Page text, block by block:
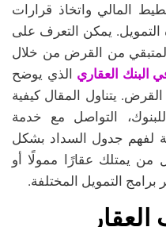
المالي واتخاذ قرارات
التمويل. يمكن التعرف على
من القرض من خلال
العقاري الذي يوضح
يتناول المقال كيفية
للبنوك، التواصل مع خدمة
لفهم جدول السداد بشكل
من يمتلك عقارًا ممولًا أو
التمويل المختلفة.